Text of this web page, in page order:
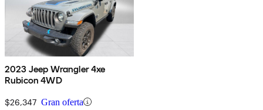
2023 Jeep Wrangler 4xe
Rubicon 4WD
$26,347 Gran oferta